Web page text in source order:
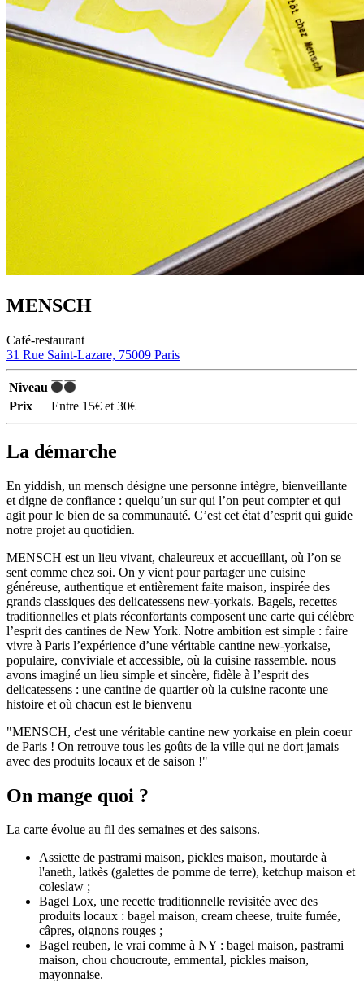
MENSCH
Café-restaurant
31 Rue Saint-Lazare, 75009 Paris
Niveau
Prix
Entre 15€ et 30€
La démarche
En yiddish, un mensch désigne une personne intègre, bienveillante
et digne de confiance : quelqu’un sur qui l’on peut compter et qui
agit pour le bien de sa communauté. C’est cet état d’esprit qui guide
notre projet au quotidien.
MENSCH est un lieu vivant, chaleureux et accueillant, où l’on se
sent comme chez soi. On y vient pour partager une cuisine
généreuse, authentique et entièrement faite maison, inspirée des
grands classiques des delicatessens new-yorkais. Bagels, recettes
traditionnelles et plats réconfortants composent une carte qui célèbre
l’esprit des cantines de New York. Notre ambition est simple : faire
vivre à Paris l’expérience d’une véritable cantine new-yorkaise,
populaire, conviviale et accessible, où la cuisine rassemble. nous
avons imaginé un lieu simple et sincère, fidèle à l’esprit des
delicatessens : une cantine de quartier où la cuisine raconte une
histoire et où chacun est le bienvenu
"MENSCH, c'est une véritable cantine new yorkaise en plein coeur
de Paris ! On retrouve tous les goûts de la ville qui ne dort jamais
avec des produits locaux et de saison !"
On mange quoi ?
La carte évolue au fil des semaines et des saisons.
Assiette de pastrami maison, pickles maison, moutarde à
l'aneth, latkès (galettes de pomme de terre), ketchup maison et
coleslaw ;
Bagel Lox, une recette traditionnelle revisitée avec des
produits locaux : bagel maison, cream cheese, truite fumée,
câpres, oignons rouges ;
Bagel reuben, le vrai comme à NY : bagel maison, pastrami
maison, chou choucroute, emmental, pickles maison,
mayonnaise.